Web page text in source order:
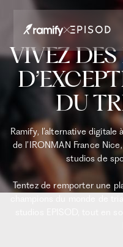
VIVEZ DES
DU
Ramify, l’alternative
de l’IRONMAN France
studios de
Tentez de remporter une